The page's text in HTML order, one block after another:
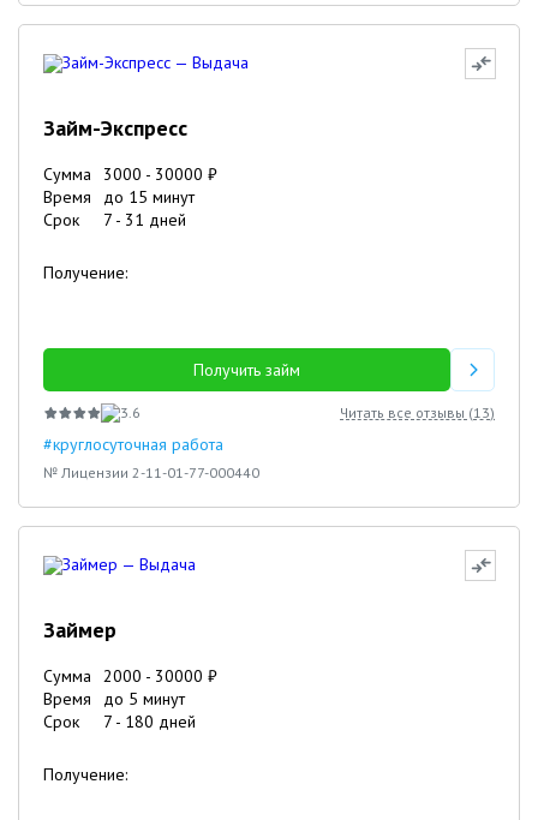
Займ-Экспресс
Сумма 3000 - 30000 ₽
Время
до 15 минут
Срок
7 - 31 дней
Получение:
Получить займ
3.6 Читать все отзывы (13)
#круглосуточная работа
№ Лицензии 2-11-01-77-000440
Займер
Сумма 2000 - 30000 ₽
Время
до 5 минут
Срок
7 - 180 дней
Получение: